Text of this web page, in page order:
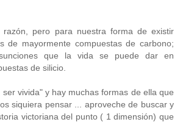
razón, pero para nuestra forma de existir
de mayormente compuestas de carbono;
que la vida se puede dar en
de silicio.
vivida" y hay muchas formas de ella que
siquiera pensar ... aproveche de buscar y
victoriana del punto ( 1 dimensión) que